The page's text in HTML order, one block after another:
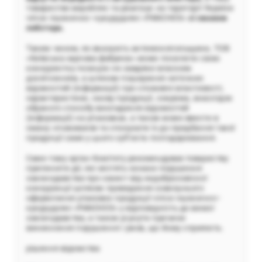
товариство виробляє та реалізує на території України
чіпси пшенично–кукурудзяні «PANCHOS»
зі смаком
лобстера.
Таким чином, як вказують антимонопольщики, ТОВ
«Київська харчова фабрика» може посилити свою
конкурентну позицію не завдяки власним
досягненням, а шляхом поширення неточних
відомостей (інформації) про споживчі властивості,
характеристики, назву продукції, зокрема, внаслідок
обраного способу викладення відомостей
(інформації) на упаковках, а також може ввести в
оману споживачів та спонукати їх до придбання такої
продукції саме у цього суб’єкта господарювання.
Саме тому орган Комітету рекомендував товариству
припинити дії, які містять ознаки порушення
законодавства про захист від недобросовісної
конкуренції шляхом приведення зовнішнього
оформлення упаковок продукції чіпси пшенично–
кукурудзяні «PANCHOS» у відповідність до вимог
законодавства, а також усунути причини
виникнення порушення і умов, що йому сприяють.
рішення відомства